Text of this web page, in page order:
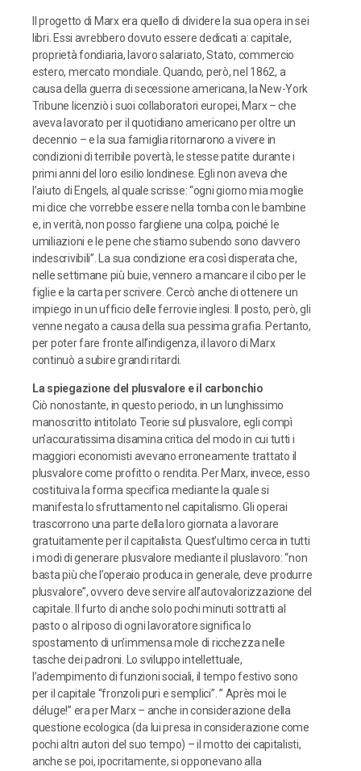
Il progetto di Marx era quello di dividere la sua opera in sei
libri. Essi avrebbero dovuto essere dedicati a: capitale,
proprietà fondiaria, lavoro salariato, Stato, commercio
estero, mercato mondiale. Quando, però, nel 1862, a
causa della guerra di secessione americana, la New-York
Tribune licenziò i suoi collaboratori europei, Marx – che
aveva lavorato per il quotidiano americano per oltre un
decennio – e la sua famiglia ritornarono a vivere in
condizioni di terribile povertà, le stesse patite durante i
primi anni del loro esilio londinese. Egli non aveva che
l’aiuto di Engels, al quale scrisse: “ogni giorno mia moglie
mi dice che vorrebbe essere nella tomba con le bambine
e, in verità, non posso fargliene una colpa, poiché le
umiliazioni e le pene che stiamo subendo sono davvero
indescrivibili”. La sua condizione era così disperata che,
nelle settimane più buie, vennero a mancare il cibo per le
figlie e la carta per scrivere. Cercò anche di ottenere un
impiego in un ufficio delle ferrovie inglesi. Il posto, però, gli
venne negato a causa della sua pessima grafia. Pertanto,
per poter fare fronte all’indigenza, il lavoro di Marx
continuò a subire grandi ritardi.
La spiegazione del plusvalore e il carbonchio
Ciò nonostante, in questo periodo, in un lunghissimo
manoscritto intitolato Teorie sul plusvalore, egli compì
un’accuratissima disamina critica del modo in cui tutti i
maggiori economisti avevano erroneamente trattato il
plusvalore come profitto o rendita. Per Marx, invece, esso
costituiva la forma specifica mediante la quale si
manifesta lo sfruttamento nel capitalismo. Gli operai
trascorrono una parte della loro giornata a lavorare
gratuitamente per il capitalista. Quest’ultimo cerca in tutti
i modi di generare plusvalore mediante il pluslavoro: “non
basta più che l’operaio produca in generale, deve produrre
plusvalore”, ovvero deve servire all’autovalorizzazione del
capitale. Il furto di anche solo pochi minuti sottratti al
pasto o al riposo di ogni lavoratore significa lo
spostamento di un’immensa mole di ricchezza nelle
tasche dei padroni. Lo sviluppo intellettuale,
l’adempimento di funzioni sociali, il tempo festivo sono
per il capitale “fronzoli puri e semplici”. ” Après moi le
déluge!” era per Marx – anche in considerazione della
questione ecologica (da lui presa in considerazione come
pochi altri autori del suo tempo) – il motto dei capitalisti,
anche se poi, ipocritamente, si opponevano alla